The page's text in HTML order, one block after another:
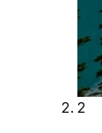
2